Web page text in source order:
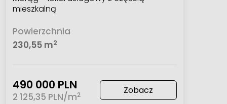
mieszkalną
Powierzchnia
230,55 m2
490 000 PLN
2 125,35 PLN/m2 Zobacz